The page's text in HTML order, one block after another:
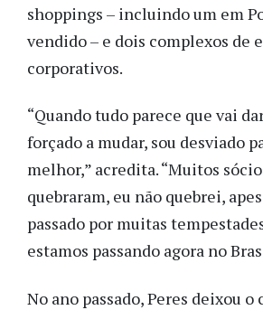
shoppings – incluindo um em
vendido – e dois complexos de
corporativos.
“Quando tudo parece que vai
forçado a mudar, sou desviado
melhor,” acredita. “Muitos
quebraram, eu não quebrei,
passado por muitas
estamos passando agora no
No ano passado, Peres deixou o